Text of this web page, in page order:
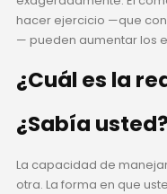
hacer ejercicio —que
— pueden aumentar los
¿Cuál es la
¿Sabía usted?
La capacidad de
otra. La forma en que